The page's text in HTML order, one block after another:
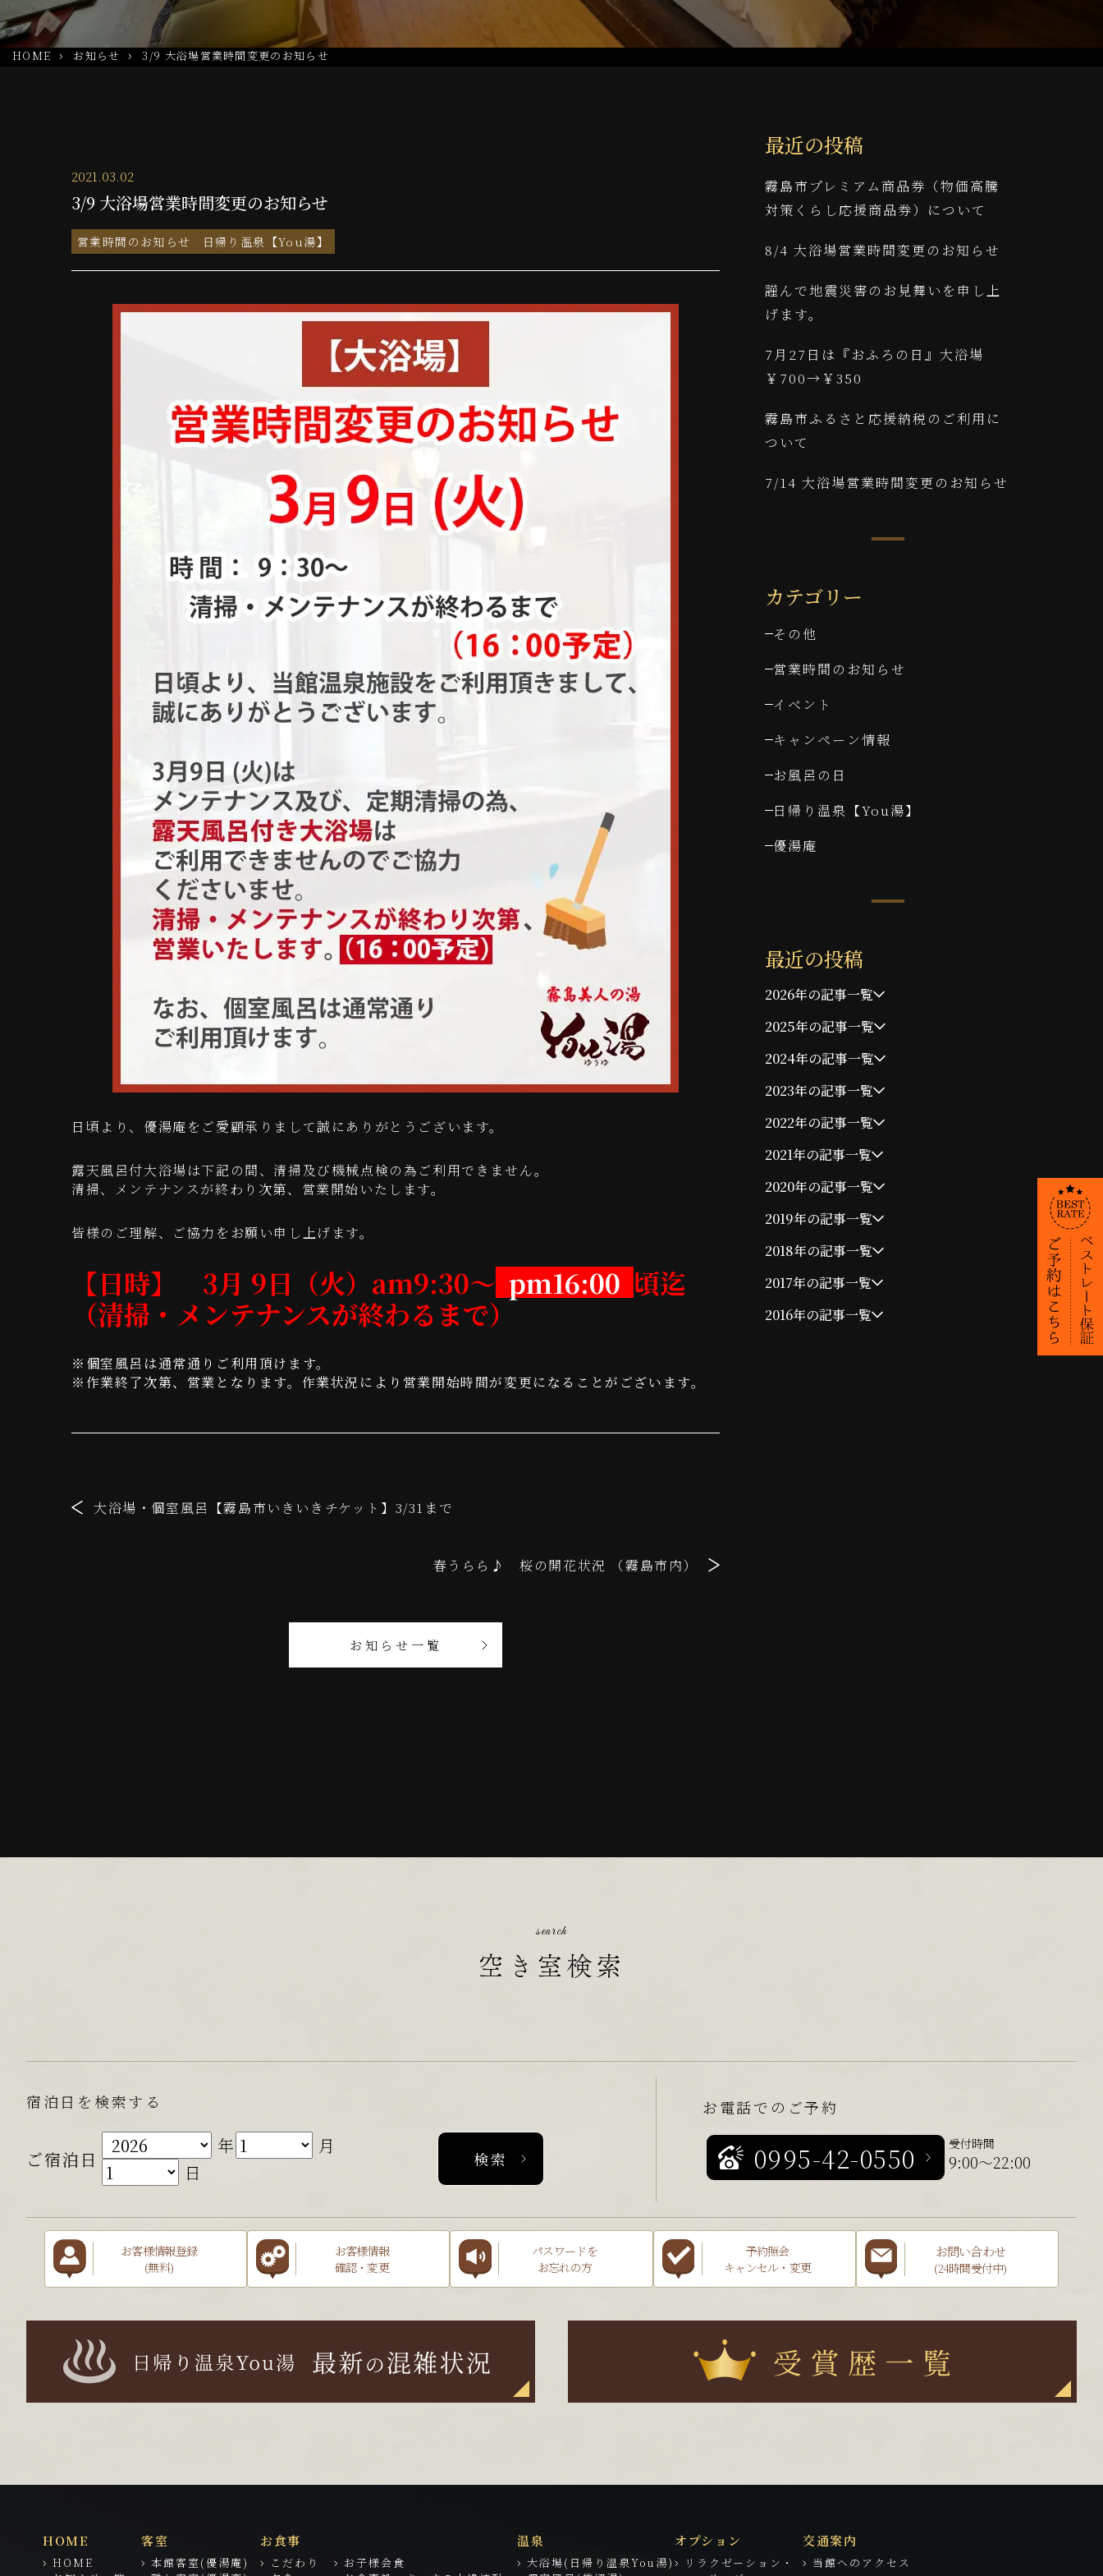
HOME お知らせ 3/9 大浴場営業時間変更のお知らせ
2021.03.02
3/9 大浴場営業時間変更のお知らせ
営業時間のお知らせ 日帰り温泉【You湯】
日頃より、優湯庵をご愛顧承りまして誠にありがとうございます。
露天風呂付大浴場は下記の間、清掃及び機械点検の為ご利用できません。
清掃、メンテナンスが終わり次第、営業開始いたします。
皆様のご理解、ご協力をお願い申し上げます。
【日時】 3月 9日（火）am9:30～ pm16:00 頃迄
（清掃・メンテナンスが終わるまで）
※個室風呂は通常通りご利用頂けます。
※作業終了次第、営業となります。作業状況により営業開始時間が変更になることがございます。
大浴場・個室風呂【霧島市いきいきチケット】3/31まで
春うらら♪ 桜の開花状況 （霧島市内）
お知らせ一覧
最近の投稿
霧島市プレミアム商品券（物価高騰
対策くらし応援商品券）について
8/4 大浴場営業時間変更のお知らせ
謹んで地震災害のお見舞いを申し上
げます。
7月27日は『おふろの日』大浴場
￥700→￥350
霧島市ふるさと応援納税のご利用に
ついて
7/14 大浴場営業時間変更のお知らせ
カテゴリー
その他
営業時間のお知らせ
イベント
キャンペーン情報
お風呂の日
日帰り温泉【You湯】
優湯庵
最近の投稿
2026年の記事一覧
2025年の記事一覧
2024年の記事一覧
2023年の記事一覧
2022年の記事一覧
2021年の記事一覧
2020年の記事一覧
2019年の記事一覧
2018年の記事一覧
2017年の記事一覧
2016年の記事一覧
search
空き室検索
宿泊日を検索する
ご宿泊日
年
月
日
お電話でのご予約
0995-42-0550 受付時間
9:00～22:00
お客様情報登録
(無料)
お客様情報
確認・変更
パスワードを
お忘れの方
予約照会
キャンセル・変更
お問い合わせ
(24時間受付中)
HOME
HOME
客室
本館客室(優湯庵)
お食事
こだわり
お子様会食
温泉
大浴場(日帰り温泉You湯)
オプション
リラクゼーション・
交通案内
当館へのアクセス